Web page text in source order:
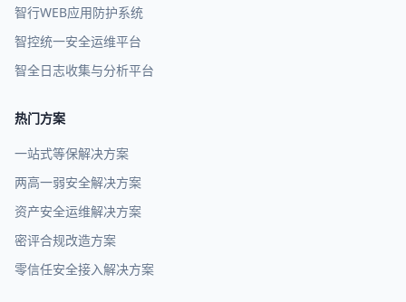
智行WEB应用防护系统
智控统一安全运维平台
智全日志收集与分析平台
热门方案
一站式等保解决方案
两高一弱安全解决方案
资产安全运维解决方案
密评合规改造方案
零信任安全接入解决方案